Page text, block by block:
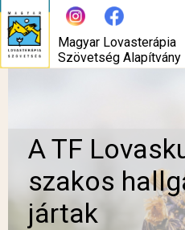
Magyar Lovasterápia
Szövetség Alapítvány
A TF
szakos
jártak